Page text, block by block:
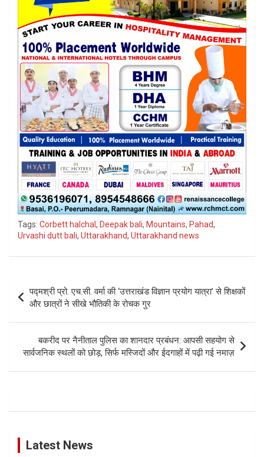
Tags: Corbett halchal , Deepak bali, Mountains, Pahad,
Urvashi dutt bali, Uttarakhand, Uttarakhand news
navigation
पद्मश्री प्रो. एच.सी. वर्मा की ‘उत्तराखंड विज्ञान प्रयोग यात्रा’ से शिक्षकों
और छात्रों ने सीखे भौतिकी के रोचक गुर
बकरीद पर नैनीताल पुलिस का शानदार प्रबंधन: आपसी सहयोग से
सार्वजनिक स्थलों को छोड़, सिर्फ मस्जिदों और ईदगाहों में पढ़ी गई नमाज़
Latest News